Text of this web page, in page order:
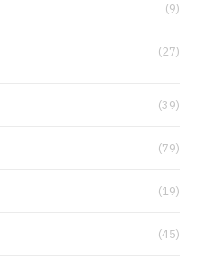
(9)
(27)
(39)
(79)
(19)
(45)